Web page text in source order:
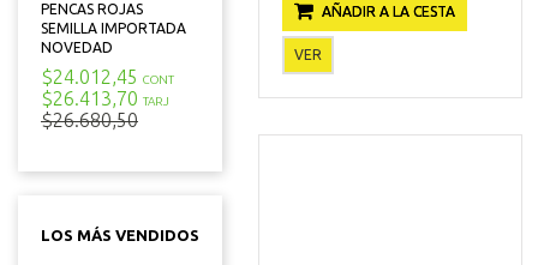
PENCAS ROJAS
SEMILLA IMPORTADA
NOVEDAD
$24.012,45 CONT
$26.413,70 TARJ
$26.680,50
LOS MÁS VENDIDOS
AÑADIR A LA CESTA
VER